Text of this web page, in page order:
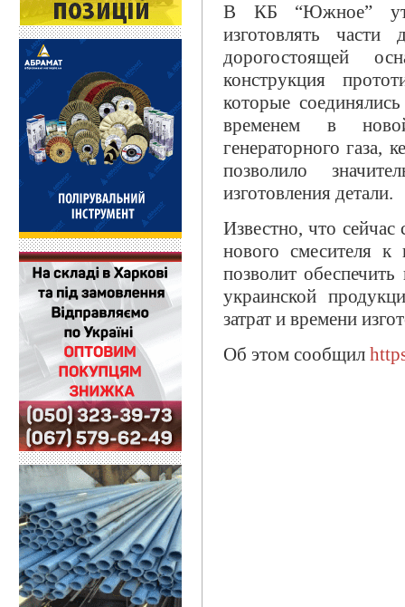
В КБ “Южное”
изготовлять части
дорогостоящей
конструкция
которые
временем в
генераторного газа,
позволило
изготовления детали.
Известно, что сейчас
нового смесителя
позволит
украинской
затрат и времени
Об этом сообщил